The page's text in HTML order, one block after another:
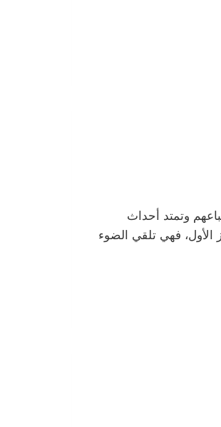
ميولهم و طباعهم وتمتد أحداث
السياسية” من الطراز الأول، فهي تلقي الضوء